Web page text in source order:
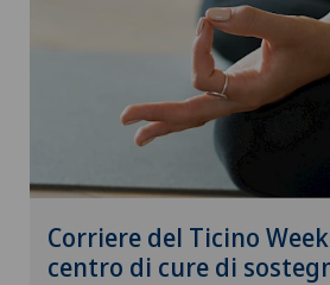
Corriere del Ticino
centro di cure di